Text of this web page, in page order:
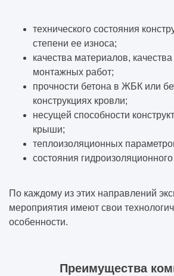
технического состояния
степени ее износа;
качества материалов,
монтажных работ;
прочности бетона в ЖБК или
конструкциях кровли;
несущей способности
крыши;
теплоизоляционных
состояния
По каждому из этих направлений
мероприятия имеют свои
особенности.
Преимущества